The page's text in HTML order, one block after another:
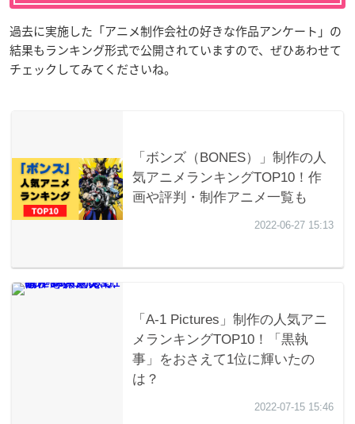
過去に実施した「アニメ制作会社の好きな作品アンケート」の
結果もランキング形式で公開されていますので、ぜひあわせて
チェックしてみてくださいね。